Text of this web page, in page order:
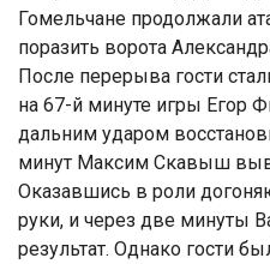
Гомельчане продолжали
поразить ворота
После перерыва гости
на 67-й минуте игры Егор
дальним ударом
минут Максим Скавыш
Оказавшись в роли
руки, и через две минуты
результат. Однако гости